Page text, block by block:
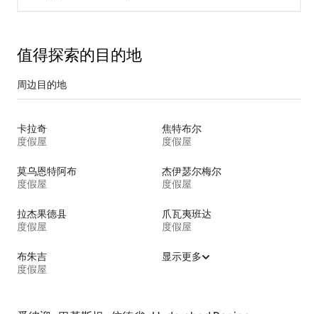
值得探索的目的地
周边目的地
卡拉奇
度假屋
焦特布尔
度假屋
莫乌恩特阿布
度假屋
杰伊瑟尔梅尔
度假屋
拉杰果德县
度假屋
爪瓦夷班达
度假屋
布朱吉
度假屋
显示更多